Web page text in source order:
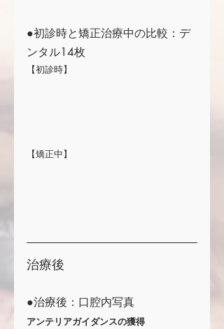
●初診時と矯正治療中の比較：デ
ンタル14枚
【初診時】
【矯正中】
治療後
●治療後：口腔内写真
アンテリアガイダンスの獲得